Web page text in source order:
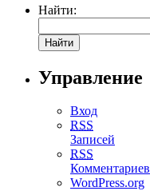
Найти:
Управление
Вход
RSS
Записей
RSS
Комментариев
WordPress.org